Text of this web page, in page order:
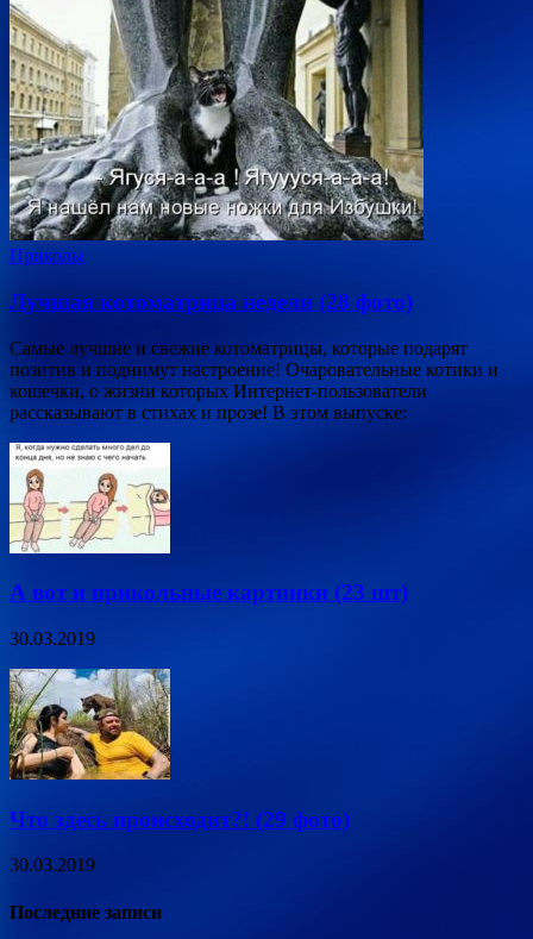
Приколы
Лучшая котоматрица недели (28 фото)
Самые лучшие и свежие котоматрицы, которые подарят
позитив и поднимут настроение! Очаровательные котики и
кошечки, о жизни которых Интернет-пользователи
рассказывают в стихах и прозе! В этом выпуске:
А вот и прикольные картинки (23 шт)
30.03.2019
Что здесь происходит?! (29 фото)
30.03.2019
Последние записи